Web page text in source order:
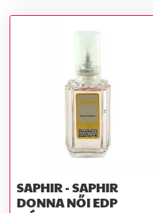
SAPHIR - SAPHIR
DONNA NŐI EDP